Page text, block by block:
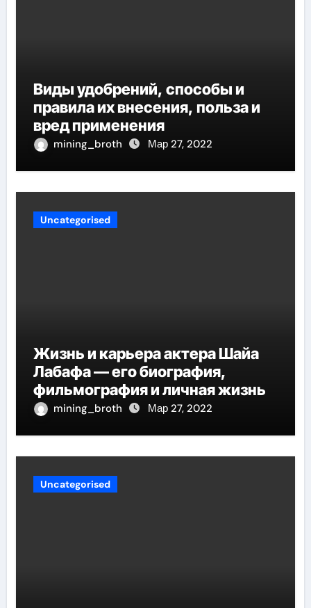
Виды удобрений, способы и
правила их внесения, польза и
вред применения
mining_broth Мар 27, 2022
Uncategorised
Жизнь и карьера актера Шайа
Лабафа — его биография,
фильмография и личная жизнь
mining_broth Мар 27, 2022
Uncategorised